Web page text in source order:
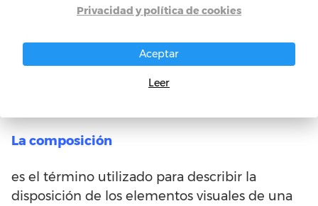
concedió la condición social de eruditos y
decidían su diseño y a menudo su tema e
imágenes, y establecían una relación más
personal, aunque no siempre amistosa, con
La composición
es el término utilizado para describir la
disposición de los elementos visuales de una
Privacidad y política de cookies
Aceptar
Leer